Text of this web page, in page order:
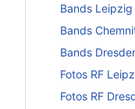
Bands Leipzig
Bands
Bands
Fotos RF
Fotos RF